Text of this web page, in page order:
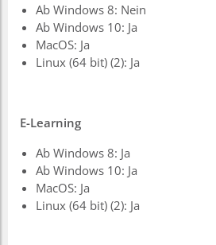
Ab Windows 8: Nein
Ab Windows 10: Ja
MacOS: Ja
Linux (64 bit) (2): Ja
E-Learning
Ab Windows 8: Ja
Ab Windows 10: Ja
MacOS: Ja
Linux (64 bit) (2): Ja